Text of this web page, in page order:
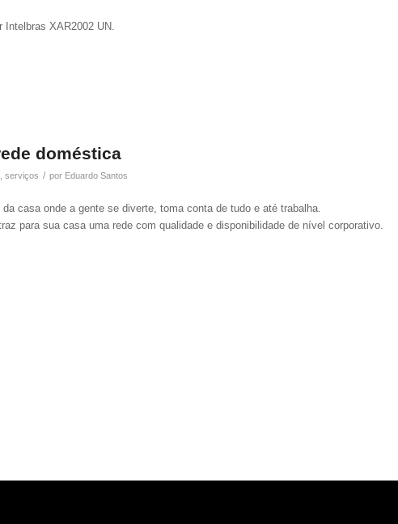
XAR2002 UN.
doméstica
serviços / por Eduardo Santos
casa onde a gente se diverte, toma conta de tudo e até trabalha.
para sua casa uma rede com qualidade e disponibilidade de nível corporativo.